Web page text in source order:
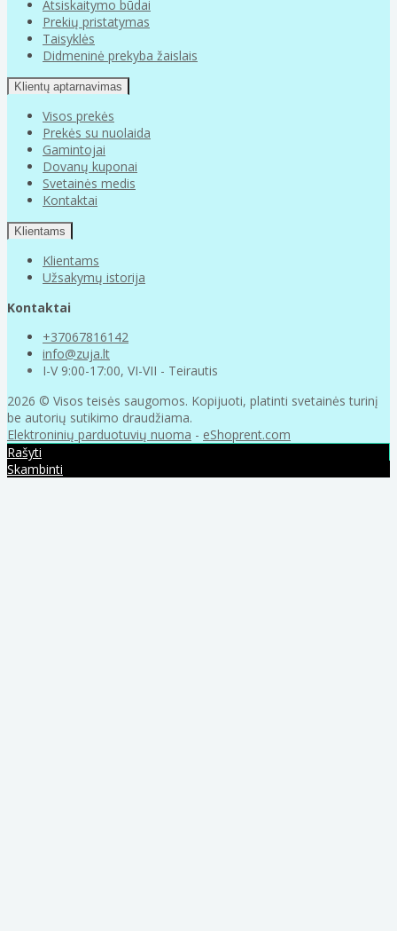
Atsiskaitymo būdai
Prekių pristatymas
Taisyklės
Didmeninė prekyba žaislais
Klientų aptarnavimas
Visos prekės
Prekės su nuolaida
Gamintojai
Dovanų kuponai
Svetainės medis
Kontaktai
Klientams
Klientams
Užsakymų istorija
Kontaktai
+37067816142
info@zuja.lt
I-V 9:00-17:00, VI-VII - Teirautis
2026 © Visos teisės saugomos. Kopijuoti, platinti svetainės turinį
be autorių sutikimo draudžiama.
Elektroninių parduotuvių nuoma - eShoprent.com
Rašyti
Skambinti